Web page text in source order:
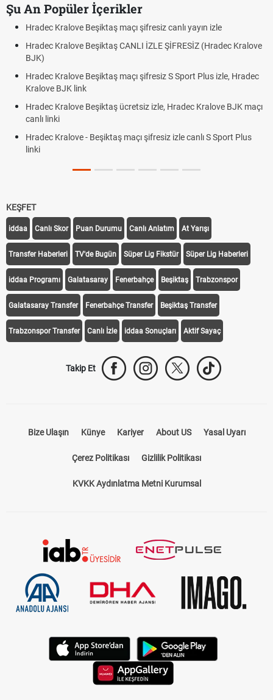
Şu An Popüler İçerikler
Kralove Beşiktaş maçı şifresiz canlı yayın izle
Kralove Beşiktaş CANLI İZLE ŞİFRESİZ (Hradec Kralove
Kralove Beşiktaş maçı şifresiz S Sport Plus izle, Hradec
BJK link
Kralove Beşiktaş ücretsiz izle, Hradec Kralove BJK maçı
Kralove - Beşiktaş maçı şifresiz izle canlı S Sport Plus
Hradec
Trivela
Plonjon
KEŞFET
iddaa Canlı Skor Puan Durumu Canlı Anlatım At Yarışı
Transfer Haberleri TV'de Bugün Süper Lig Fikstür Süper Lig Haberleri
iddaa Programı Galatasaray Fenerbahçe Beşiktaş Trabzonspor
Galatasaray Transfer Fenerbahçe Transfer Beşiktaş Transfer
Trabzonspor Transfer Canlı İzle iddaa Sonuçları Aktif Sayaç
Takip Et
Bize Ulaşın Künye Kariyer About US Yasal Uyarı
Çerez Politikası Gizlilik Politikası
KVKK Aydınlatma Metni Kurumsal